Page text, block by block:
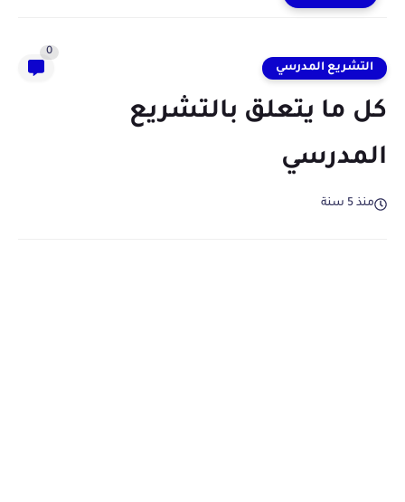
التشريع المدرسي
0
كل ما يتعلق بالتشريع
المدرسي
منذ 5 سنة